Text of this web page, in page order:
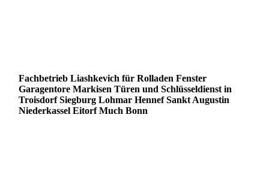
Fachbetrieb Liashkevich für Rolladen Fenster
Garagentore Markisen Türen und Schlüsseldienst in
Troisdorf Siegburg Lohmar Hennef Sankt Augustin
Niederkassel Eitorf Much Bonn